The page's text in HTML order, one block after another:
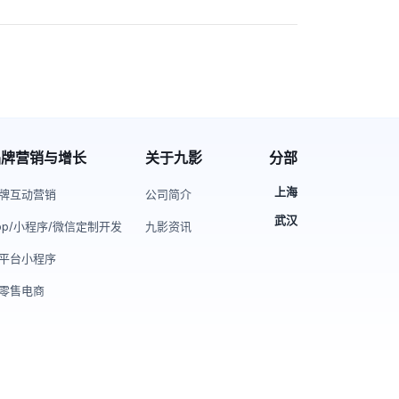
营销与增长
互动营销
小程序/微信定制开发
台小程序
售电商
关于九影
公司简介
九影资讯
分部
上海
武汉